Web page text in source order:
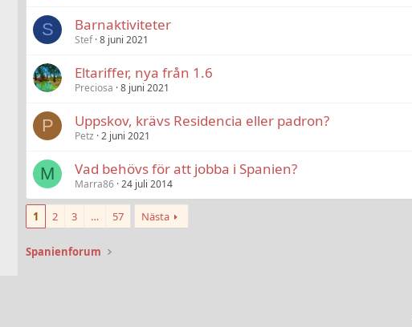
S Barnaktiviteter
Stef 8 juni 2021
Eltariffer, nya från 1.6
Preciosa 8 juni 2021
P Uppskov, krävs Residencia eller padron?
Petz 2 juni 2021
M Vad behövs för att jobba i Spanien?
Marra86 24 juli 2014
1 2 3 … 57 Nästa
Spanienforum